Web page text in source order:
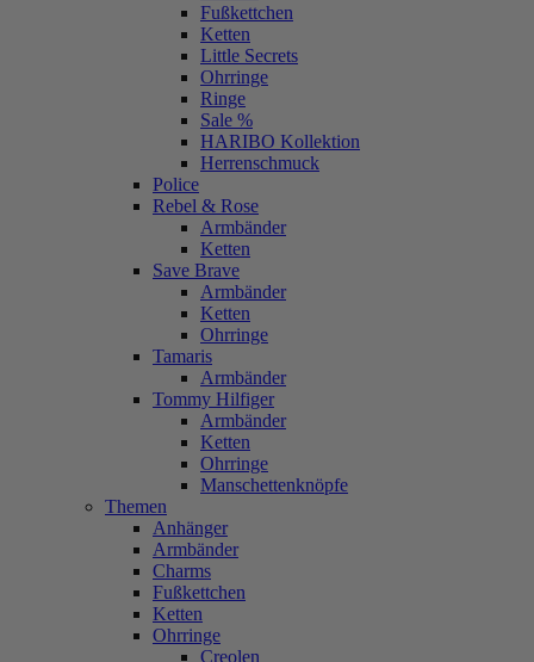
Fußkettchen
Ketten
Little Secrets
Ohrringe
Ringe
Sale %
HARIBO Kollektion
Herrenschmuck
Police
Rebel & Rose
Armbänder
Ketten
Save Brave
Armbänder
Ketten
Ohrringe
Tamaris
Armbänder
Tommy Hilfiger
Armbänder
Ketten
Ohrringe
Manschettenknöpfe
Themen
Anhänger
Armbänder
Charms
Fußkettchen
Ketten
Ohrringe
Creolen